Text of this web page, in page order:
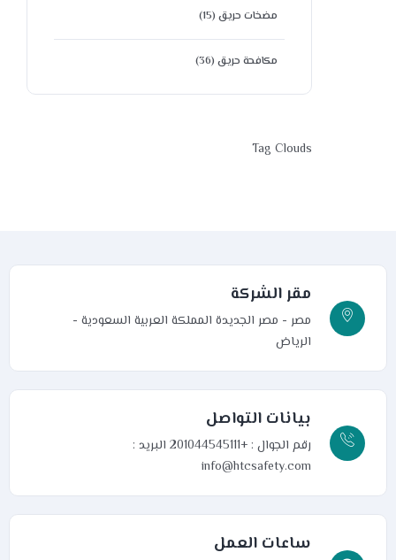
مضخات حريق (15)
مكافحة حريق (36)
Tag Clouds
مقر الشركة
مصر - مصر الجديدة المملكة العربية السعودية -
الرياض
بيانات التواصل
رقم الجوال : +201044545111
البريد :
info@htcsafety.com
ساعات العمل